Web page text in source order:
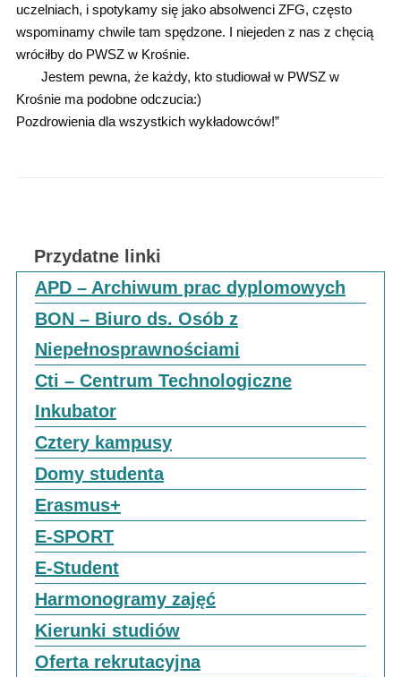
uczelniach, i spotykamy się jako absolwenci ZFG, często
wspominamy chwile tam spędzone. I niejeden z nas z chęcią
wróciłby do PWSZ w Krośnie.
Jestem pewna, że każdy, kto studiował w PWSZ w
Krośnie ma podobne odczucia:)
Pozdrowienia dla wszystkich wykładowców!”
Przydatne linki
APD – Archiwum prac dyplomowych
BON – Biuro ds. Osób z
Niepełnosprawnościami
Cti – Centrum Technologiczne
Inkubator
Cztery kampusy
Domy studenta
Erasmus+
E-SPORT
E-Student
Harmonogramy zajęć
Kierunki studiów
Oferta rekrutacyjna